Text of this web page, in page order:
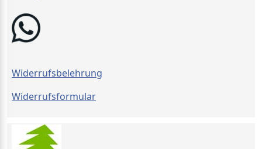
Widerrufsbelehrung
Widerrufsformular